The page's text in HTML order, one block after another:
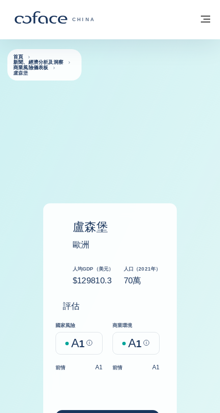
科法斯：攜手共創安全貿易 - 首頁
CHINA
返回首頁
首頁
新聞、經濟分析及洞察
商業風險儀表板
盧森堡
盧森堡
歐洲
人均GDP（美元）
$129810.3
人口（2021年）
70萬
評估
國家風險
A1 Help
商業環境
A1 Help
前情 A1 前情 A1